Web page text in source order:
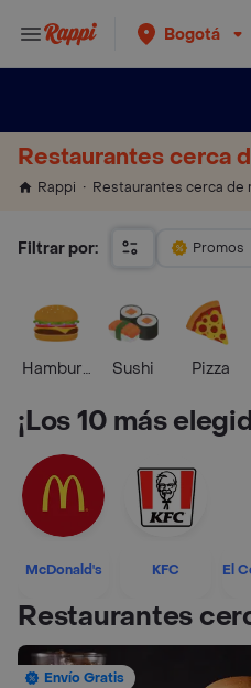
Bogotá
Restaurantes cerca
Rappi Restaurantes cerca de
Filtrar por: Promos
HamburguesaSushi Pizza
¡Los 10 más
McDonald's KFC El
Restaurantes
Envío Gratis